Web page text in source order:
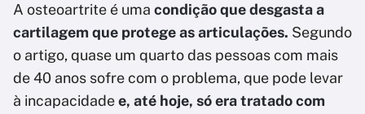
A osteoartrite é uma condição que desgasta a
cartilagem que protege as articulações. Segundo
o artigo, quase um quarto das pessoas com mais
de 40 anos sofre com o problema, que pode levar
à incapacidadee, até hoje, só era tratado com